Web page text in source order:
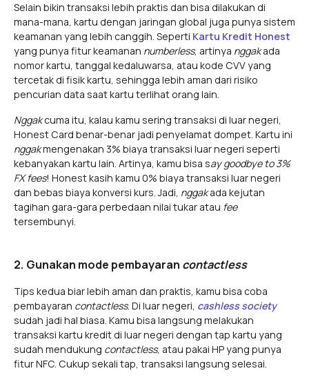
Selain bikin transaksi lebih praktis dan bisa dilakukan di
mana-mana, kartu dengan jaringan global juga punya sistem
keamanan yang lebih canggih. Seperti Kartu Kredit Honest
yang punya fitur keamanan numberless, artinya nggakada
nomor kartu, tanggal kedaluwarsa, atau kode CVV yang
tercetak di fisik kartu, sehingga lebih aman dari risiko
pencurian data saat kartu terlihat orang lain.
Nggakcuma itu, kalau kamu sering transaksi di luar negeri,
Honest Card benar-benar jadi penyelamat dompet. Kartu ini
nggakmengenakan 3% biaya transaksi luar negeri seperti
kebanyakan kartu lain. Artinya, kamu bisa say goodbye to 3%
FX fees! Honest kasih kamu 0% biaya transaksi luar negeri
dan bebas biaya konversi kurs. Jadi, nggakada kejutan
tagihan gara-gara perbedaan nilai tukar atau fee
tersembunyi.
2. Gunakan mode pembayaran contactless
Tips kedua biar lebih aman dan praktis, kamu bisa coba
pembayaran contactless. Di luar negeri, cashless society
sudah jadi hal biasa. Kamu bisa langsung melakukan
transaksi kartu kredit di luar negeri dengan tap kartu yang
sudah mendukung contactless, atau pakai HP yang punya
fitur NFC. Cukup sekali tap, transaksi langsung selesai.